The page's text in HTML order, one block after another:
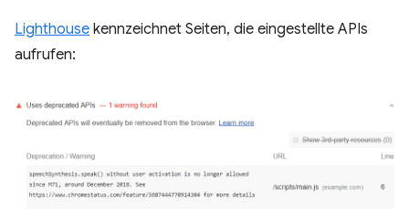
Lighthouse kennzeichnet Seiten, die eingestellte APIs
aufrufen: